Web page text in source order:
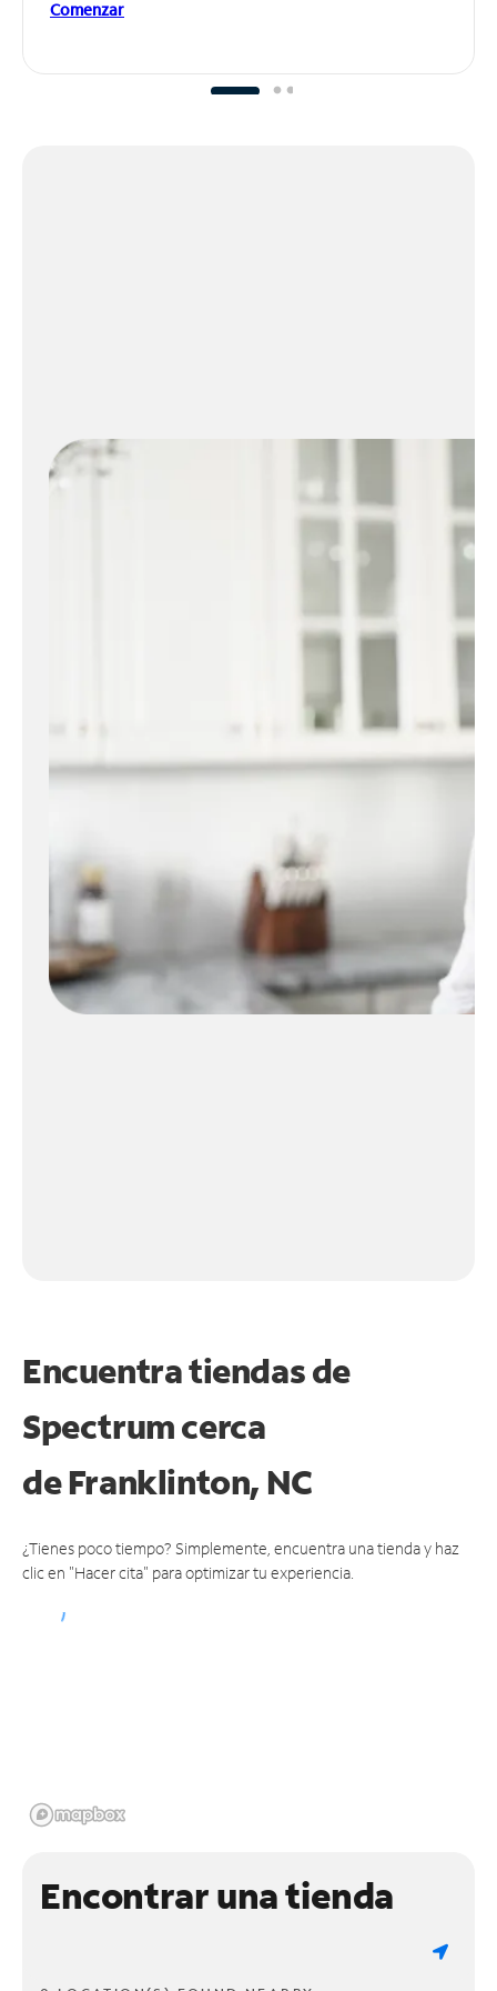
Comenzar
Encuentra tiendas de
Spectrum cerca
deFranklinton, NC
¿Tienes poco tiempo? Simplemente, encuentra una tienda y haz
clic en "Hacer cita" para optimizar tu experiencia.
Encontrar una tienda